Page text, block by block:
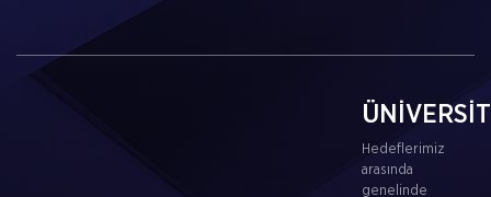
Hedeflerimiz
arasında
genelinde